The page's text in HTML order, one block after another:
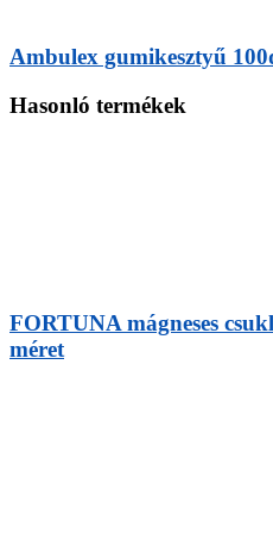
Ambulex gumikesztyű
Hasonló termékek
FORTUNA mágneses
méret